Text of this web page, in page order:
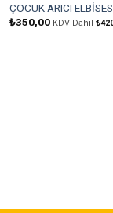
ÇOCUK ARICI
₺350,00 KDV Dahil ₺